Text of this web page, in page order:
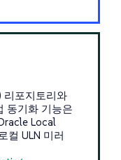
리포지토리와
동기화 기능은
Local
컬 ULN 미러